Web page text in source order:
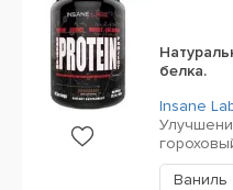
белка.
Insane
Ваниль